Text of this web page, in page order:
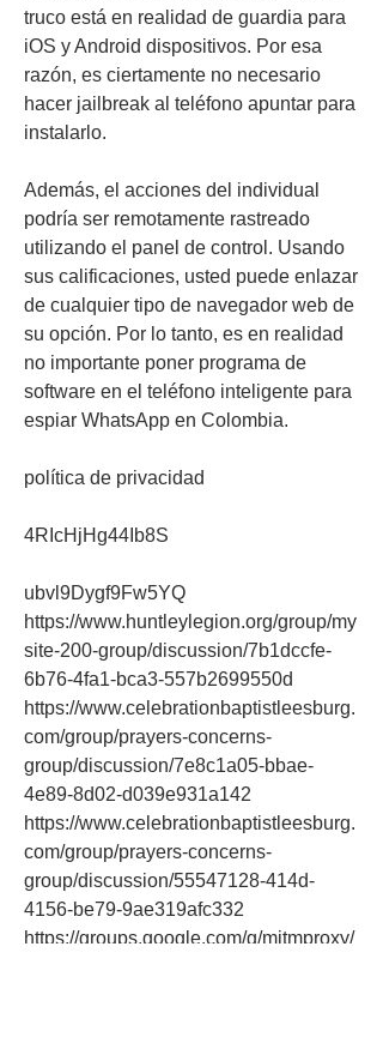
truco está en realidad de guardia para
iOS y Android dispositivos. Por esa
razón, es ciertamente no necesario
hacer jailbreak al teléfono apuntar para
instalarlo.
Además, el acciones del individual
podría ser remotamente rastreado
utilizando el panel de control. Usando
sus calificaciones, usted puede enlazar
de cualquier tipo de navegador web de
su opción. Por lo tanto, es en realidad
no importante poner programa de
software en el teléfono inteligente para
espiar WhatsApp en Colombia.
política de privacidad
4RIcHjHg44Ib8S
ubvl9Dygf9Fw5YQ
https://www.huntleylegion.org/group/my
site-200-group/discussion/7b1dccfe-
6b76-4fa1-bca3-557b2699550d
https://www.celebrationbaptistleesburg.
com/group/prayers-concerns-
group/discussion/7e8c1a05-bbae-
4e89-8d02-d039e931a142
https://www.celebrationbaptistleesburg.
com/group/prayers-concerns-
group/discussion/55547128-414d-
4156-be79-9ae319afc332
https://groups.google.com/g/mitmproxy/